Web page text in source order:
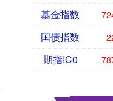
基金指数
国债指数
期指IC0